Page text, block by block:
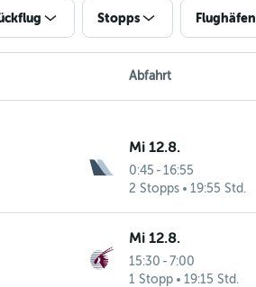
Stopps Flughäfen
Abfahrt
Mi 12.8.
0:45 - 16:55
2 Stopps
19:55 Std.
Mi 12.8.
15:30 - 7:00
1 Stopp
19:15 Std.